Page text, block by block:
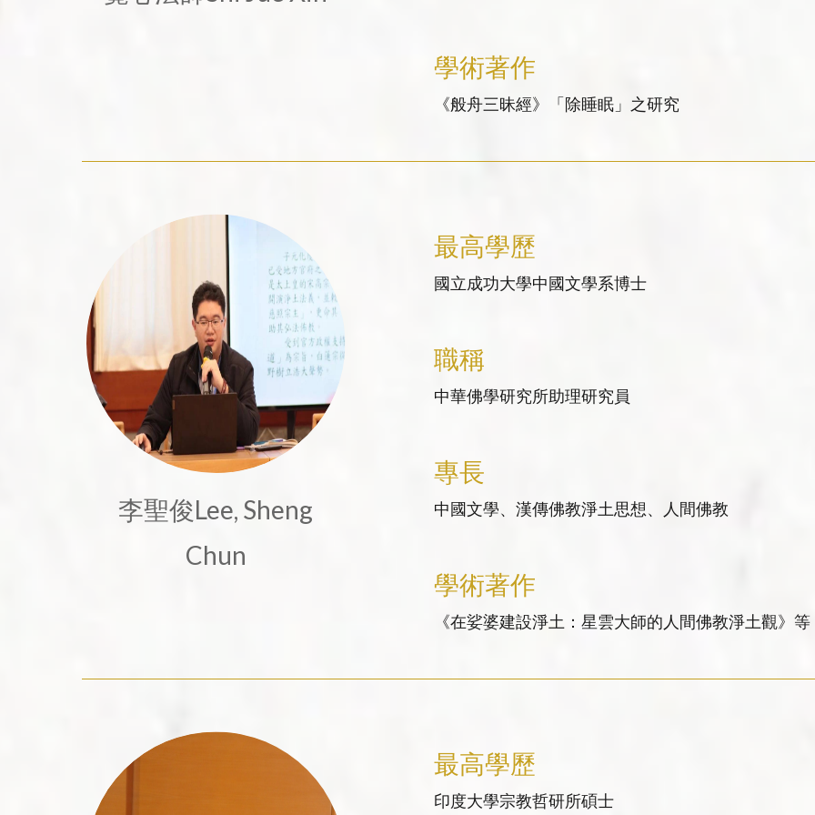
學術著作
《般舟三昧經》「除睡眠」之研究
李聖俊Lee, Sheng
Chun
最高學歷
國立成功大學中國文學系博士
職稱
中華佛學研究所助理研究員
專長
中國文學、漢傳佛教淨土思想、人間佛教
學術著作
《在娑婆建設淨土：星雲大師的人間佛教淨土觀》等
最高學歷
印度大學宗教哲研所碩士